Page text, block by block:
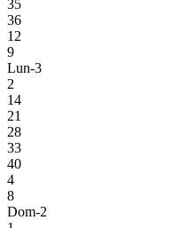
35
36
12
9
Lun-3
2
14
21
28
33
40
4
8
Dom-2